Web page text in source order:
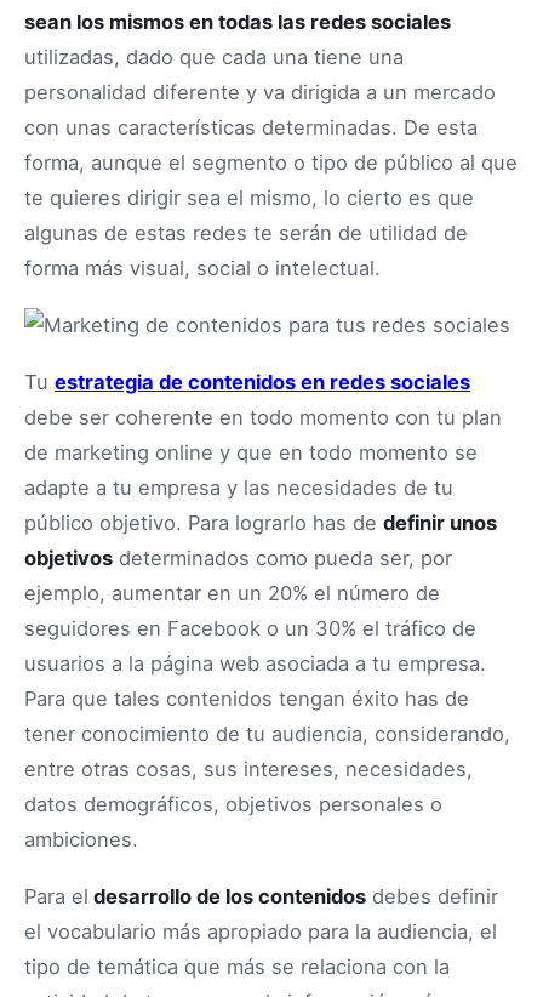
sean los mismos en todas las redes sociales
utilizadas, dado que cada una tiene una
personalidad diferente y va dirigida a un mercado
con unas características determinadas. De esta
forma, aunque el segmento o tipo de público al que
te quieres dirigir sea el mismo, lo cierto es que
algunas de estas redes te serán de utilidad de
forma más visual, social o intelectual.
Tu estrategia de contenidos en redes sociales
debe ser coherente en todo momento con tu plan
de marketing online y que en todo momento se
adapte a tu empresa y las necesidades de tu
público objetivo. Para lograrlo has de definir unos
objetivos determinados como pueda ser, por
ejemplo, aumentar en un 20% el número de
seguidores en Facebook o un 30% el tráfico de
usuarios a la página web asociada a tu empresa.
Para que tales contenidos tengan éxito has de
tener conocimiento de tu audiencia, considerando,
entre otras cosas, sus intereses, necesidades,
datos demográficos, objetivos personales o
ambiciones.
Para el desarrollo de los contenidos debes definir
el vocabulario más apropiado para la audiencia, el
tipo de temática que más se relaciona con la